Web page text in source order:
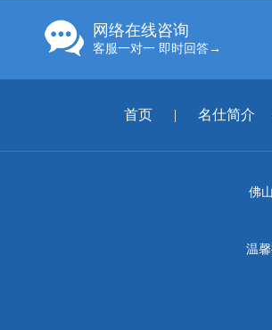
网络在线咨询
客服一对一 即时回答→
首页 | 名仕简介
佛
温